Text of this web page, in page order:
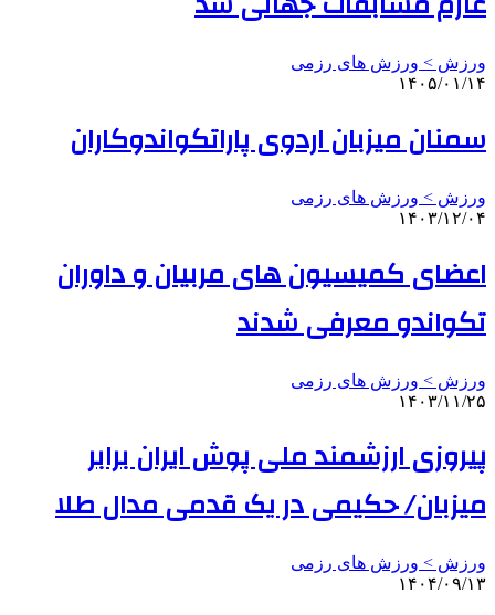
ورزش > ورزش های رزمی
۱۴۰۵/۰۱/۱۴
سمنان میزبان اردوی پاراتکواندوکاران
ورزش > ورزش های رزمی
۱۴۰۳/۱۲/۰۴
اعضای کمیسیون های مربیان و داوران
تکواندو معرفی شدند
ورزش > ورزش های رزمی
۱۴۰۳/۱۱/۲۵
پیروزی ارزشمند ملی پوش ایران برابر
میزبان/ حکیمی در یک قدمی مدال طلا
ورزش > ورزش های رزمی
۱۴۰۴/۰۹/۱۳